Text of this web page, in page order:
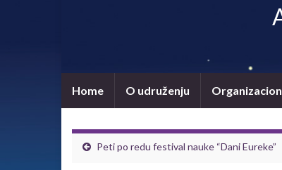
Home O udruženju
Peti po redu festival nauke “Dani Eureke”